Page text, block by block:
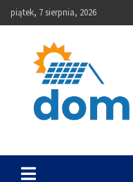
Skip
to
piątek, 7 sierpnia, 2026
DomStylo